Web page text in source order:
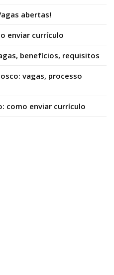
abertas!
enviar currículo
benefícios, requisitos
vagas, processo
como enviar currículo